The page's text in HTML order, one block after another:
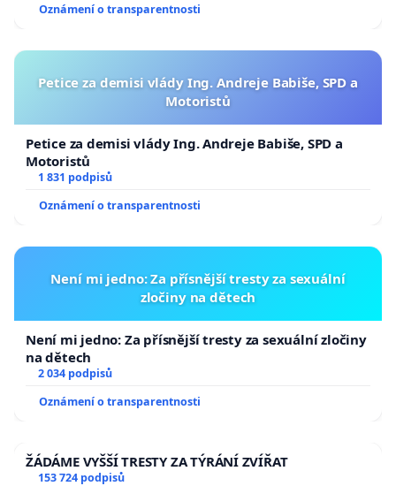
Oznámení o transparentnosti
Petice za demisi vlády Ing. Andreje Babiše, SPD a
Motoristů
Petice za demisi vlády Ing. Andreje Babiše, SPD a
Motoristů
1 831 podpisů
Oznámení o transparentnosti
Není mi jedno: Za přísnější tresty za sexuální
zločiny na dětech
Není mi jedno: Za přísnější tresty za sexuální zločiny
na dětech
2 034 podpisů
Oznámení o transparentnosti
ŽÁDÁME VYŠŠÍ TRESTY ZA TÝRÁNÍ ZVÍŘAT
153 724 podpisů